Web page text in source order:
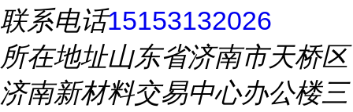
联系电话15153132026
所在地址山东省济南市天桥区
济南新材料交易中心办公楼三